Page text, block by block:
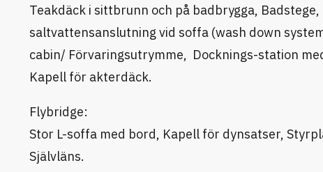
Teakdäck i sittbrunn och på badbrygga,
saltvattensanslutning vid soffa (wash down
cabin/ Förvaringsutrymme, Docknings-station
Kapell för akterdäck.
Flybridge:
Stor L-soffa med bord, Kapell för dynsatser,
Självläns.